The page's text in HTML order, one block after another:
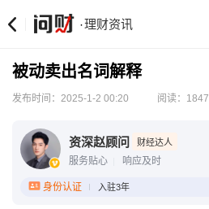
·理财资讯
被动卖出名词解释
发布时间：2025-1-2 00:20 阅读：1847
资深赵顾问 财经达人
服务贴心 响应及时
身份认证 入驻3年